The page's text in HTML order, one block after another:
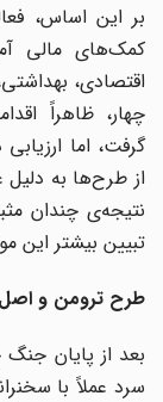
کمک‌‌های مالی
اقتصادی،
چهار، ظاهراً
گرفت، اما
از طرح‌‌ها به دلیل
نتیجه‌ی چندان
تبیین بیشتر این
طرح ترومن و اصل
بعد از پایان جنگ